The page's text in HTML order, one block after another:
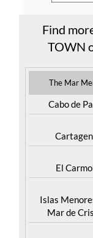
Find
TOWN
The Mar
Cabo de
El
Islas
Mar de